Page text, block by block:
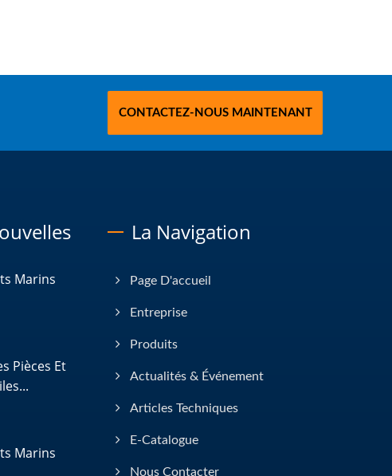
CONTACTEZ-NOUS MAINTENANT
Marins
Pièces Et
Marins
La Navigation
Page D'accueil
Entreprise
Produits
Actualités & Événement
Articles Techniques
E-Catalogue
Nous Contacter